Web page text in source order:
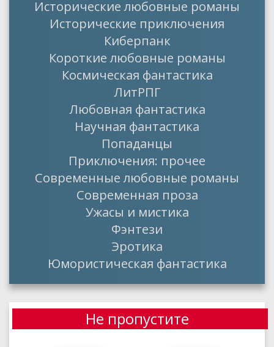
Исторические любовные романы
Исторические приключения
Киберпанк
Короткие любовные романы
Космическая фантастика
ЛитРПГ
Любовная фантастика
Научная фантастика
Попаданцы
Приключения: прочее
Современные любовные романы
Современная проза
Ужасы и мистика
Фэнтези
Эротика
Юмористическая фантастика
Не пропустите